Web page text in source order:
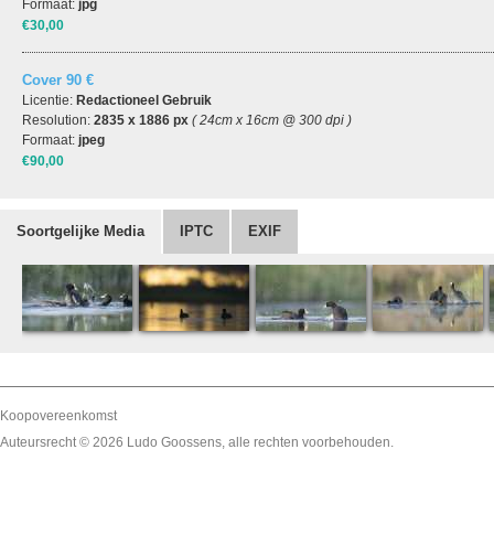
Formaat: jpg
€30,00
Cover 90 €
Licentie: Redactioneel Gebruik
Resolution: 2835 x 1886 px ( 24cm x 16cm @ 300 dpi )
Formaat: jpeg
€90,00
Soortgelijke Media IPTC EXIF
Koopovereenkomst
Auteursrecht © 2026 Ludo Goossens, alle rechten voorbehouden.